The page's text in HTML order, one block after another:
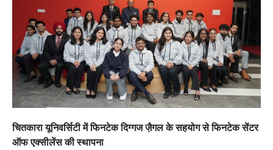
चितकारा यूनिवर्सिटी में फिनटेक दिग्गज जै़गल के सहयोग से फिनटेक सेंटर
ऑफ एक्सीलेंस की स्थापना
2
“वोकल फॉर लोकल” से “लोकल टू ग्लोबल” की ओर भारत
का बढ़ता कदम, 12 से 15 अगस्त तक भारत मंडपम में होगा
भव्य भारत व्यापार महोत्सव : हरीश गर्ग
City uday August 6, 2026
सोलर एनर्जी वेंडर्स एसोसिएशन (सेवा) ने पंजाब में सौर
परियोजनाओं की बाधाओं को दूर करने के लिए पीएसपीसीएल
और एमएनआरई के उच्च अधिकारियों से की मुलाकात
₹227 करोड़ का ‘टेबल एजेंडा घोटाला’ भाजपा के